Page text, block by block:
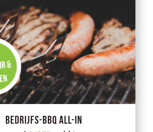
Bedrijfs-BBQ All-in